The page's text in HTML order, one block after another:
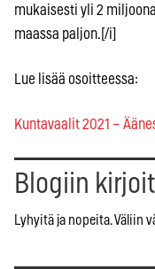
mukaisesti yli 2
maassa paljon.[/i]
Lue lisää osoitteessa:
Kuntavaalit 2021 –
Blogiin
Lyhyitä ja nopeita. Väliin